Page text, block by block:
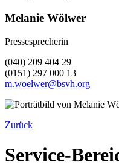
Melanie Wölwer
Pressesprecherin
(040) 209 404 29
(0151) 297 000 13
m.woelwer@bsvh.org
Zurück
Service-